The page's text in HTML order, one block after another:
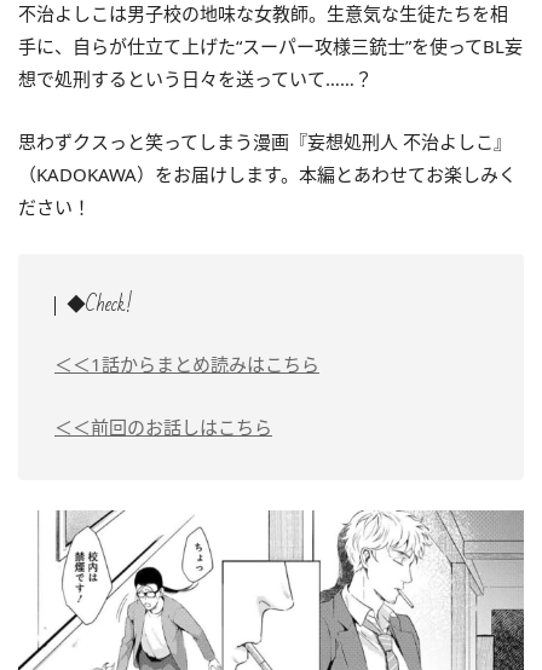
不治よしこは男子校の地味な女教師。生意気な生徒たちを相
手に、自らが仕立て上げた“スーパー攻様三銃士”を使ってBL妄
想で処刑するという日々を送っていて……？
思わずクスっと笑ってしまう漫画『妄想処刑人 不治よしこ』
（KADOKAWA）をお届けします。本編とあわせてお楽しみく
ださい！
◆Check!
＜＜1話からまとめ読みはこちら
＜＜前回のお話しはこちら